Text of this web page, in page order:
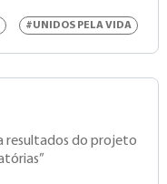
#UNIDOS PELA VIDA
resultados do projeto